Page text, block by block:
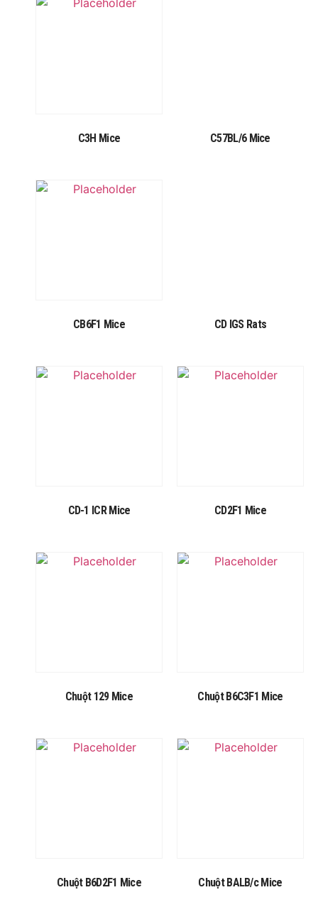
C3H Mice C57BL/6 Mice
CB6F1 Mice CD IGS Rats
CD-1 ICR Mice CD2F1 Mice
Chuột 129 Mice Chuột B6C3F1 Mice
Chuột B6D2F1 Mice Chuột BALB/c Mice